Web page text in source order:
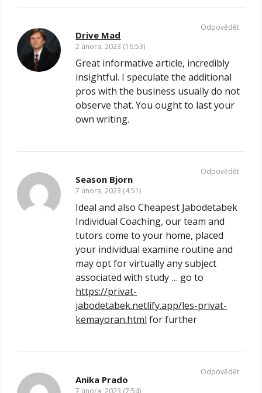
Drive Mad
2 února, 2023 (16:53)
Great informative article, incredibly
insightful. I speculate the additional
pros with the business usually do not
observe that. You ought to last your
own writing.
Odpovědět
Season Bjorn
7 února, 2023 (4:51)
Ideal and also Cheapest Jabodetabek
Individual Coaching, our team and
tutors come to your home, placed
your individual examine routine and
may opt for virtually any subject
associated with study … go to
https://privat-
jabodetabek.netlify.app/les-privat-
kemayoran.html for further
Odpovědět
Anika Prado
7 února, 2023 (7:54)
Odpovědět